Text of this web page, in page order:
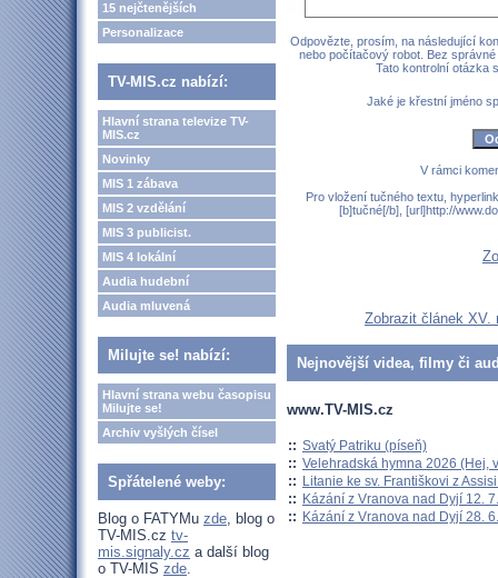
15 nejčtenějších
Personalizace
TV-MIS.cz nabízí:
Hlavní strana televize TV-
MIS.cz
Novinky
MIS 1 zábava
MIS 2 vzdělání
MIS 3 publicist.
MIS 4 lokální
Audia hudební
Audia mluvená
Milujte se! nabízí:
Hlavní strana webu časopisu
Milujte se!
Archiv vyšlých čísel
Spřátelené weby:
Blog o FATYMu zde, blog o
TV-MIS.cz tv-
mis.signaly.cz a další blog
o TV-MIS zde.
Odpovězte, prosím, na následující
nebo počítačový robot. Bez
Tato kontrolní otázka
Jaké je křestní jméno
V rámci
Pro vložení tučného textu,
[b]tučné[/b], [url]http://
Zobrazit článek XV.
Nejnovější videa, filmy či
www.TV-MIS.cz
:: Svatý Patriku (píseň)
:: Velehradská hymna 2026 (Hej,
:: Litanie ke sv. Františkovi z
:: Kázání z Vranova nad Dyjí 12.
:: Kázání z Vranova nad Dyjí 28.